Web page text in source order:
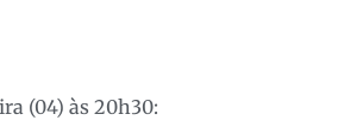
(04) às 20h30: